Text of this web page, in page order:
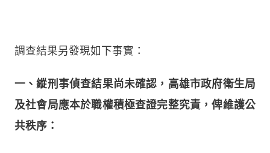
調查結果另發現如下事實：
一、縱刑事偵查結果尚未確認，高雄市政府衛生局
及社會局應本於職權積極查證完整究責，俾維護公
共秩序：